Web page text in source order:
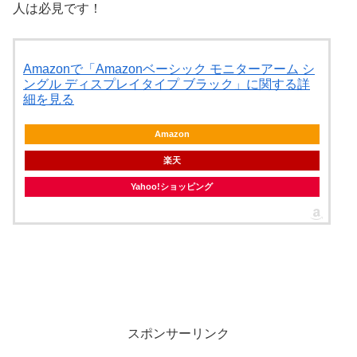
人は必見です！
Amazonで「Amazonベーシック モニターアーム シ
ングル ディスプレイタイプ ブラック」に関する詳
細を見る
Amazon
楽天
Yahoo!ショッピング
スポンサーリンク